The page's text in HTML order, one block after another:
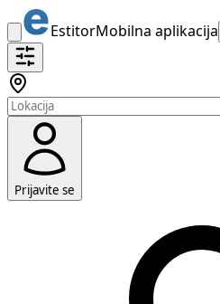
EstitorMobilna aplikacija
Prijavite se